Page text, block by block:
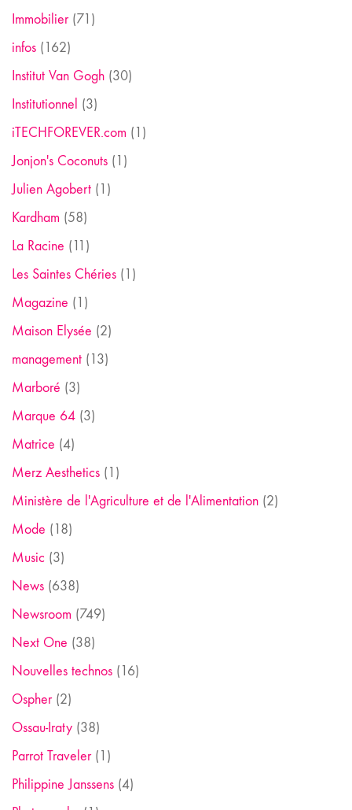
Immobilier(71)
infos (162)
Institut Van Gogh (30)
Institutionnel (3)
iTECHFOREVER.com (1)
Jonjon's Coconuts (1)
Julien Agobert (1)
Kardham (58)
La Racine (11)
Les Saintes Chéries (1)
Magazine (1)
Maison Elysée (2)
management (13)
Marboré (3)
Marque 64 (3)
Matrice (4)
Merz Aesthetics (1)
Ministère de l'Agriculture et de l'Alimentation (2)
Mode (18)
Music (3)
News (638)
Newsroom (749)
Next One (38)
Nouvelles technos (16)
Ospher(2)
Ossau-Iraty (38)
Parrot Traveler(1)
Philippine Janssens (4)